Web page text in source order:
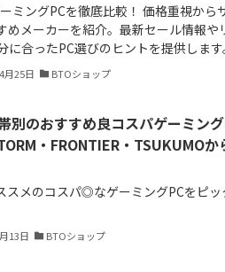
ミングPCを徹底比較！ 価格重視から
めメーカーを紹介。最新セール情報や
に合ったPC選びのヒントを提供します
月25日 BTOショップ
別のおすすめ良コスパゲーミン
・FRONTIER・TSUKUMOか
スメのコスパ◎なゲーミングPCをピッ
13日 BTOショップ